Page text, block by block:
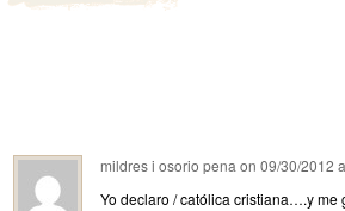
mildres i osorio pena on 09/30/2012
Yo declaro / católica cristiana….y me